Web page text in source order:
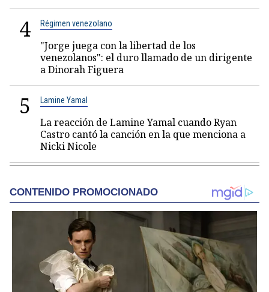
4 Régimen venezolano
"Jorge juega con la libertad de los
venezolanos": el duro llamado de un dirigente
a Dinorah Figuera
5 Lamine Yamal
La reacción de Lamine Yamal cuando Ryan
Castro cantó la canción en la que menciona a
Nicki Nicole